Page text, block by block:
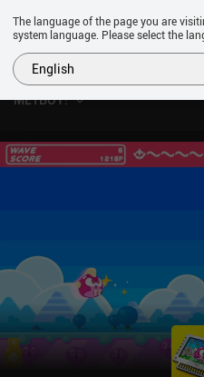
METBOY!
The language of the page you are
system language. Please select the
English